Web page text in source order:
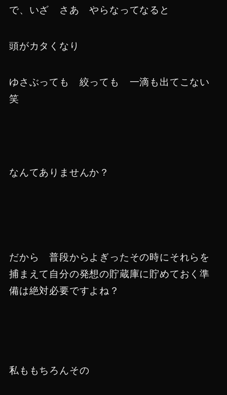
で、いざ さあ やらなってなると
頭がカタくなり
ゆさぶっても 絞っても 一滴も出てこない
笑
なんてありませんか？
だから 普段からよぎったその時にそれらを
捕まえて自分の発想の貯蔵庫に貯めておく準
備は絶対必要ですよね？
私ももちろんその